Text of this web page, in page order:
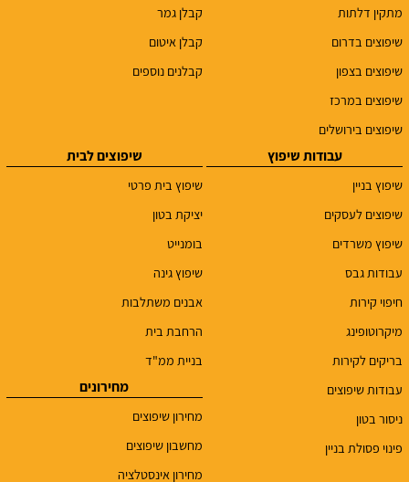
מתקין דלתות
שיפוצים בדרום
שיפוצים בצפון
שיפוצים במרכז
שיפוצים בירושלים
קבלן גמר
קבלן איטום
קבלנים נוספים
עבודות שיפוץ
שיפוץ בניין
שיפוצים לעסקים
שיפוץ משרדים
עבודות גבס
חיפוי קירות
מיקרוטופינג
בריקים לקירות
עבודות שיפוצים
ניסור בטון
פינוי פסולת בניין
שיפוצים לבית
שיפוץ בית פרטי
יציקת בטון
בומנייט
שיפוץ גינה
אבנים משתלבות
הרחבת בית
בניית ממ"ד
מחירונים
מחירון שיפוצים
מחשבון שיפוצים
מחירון אינסטלציה